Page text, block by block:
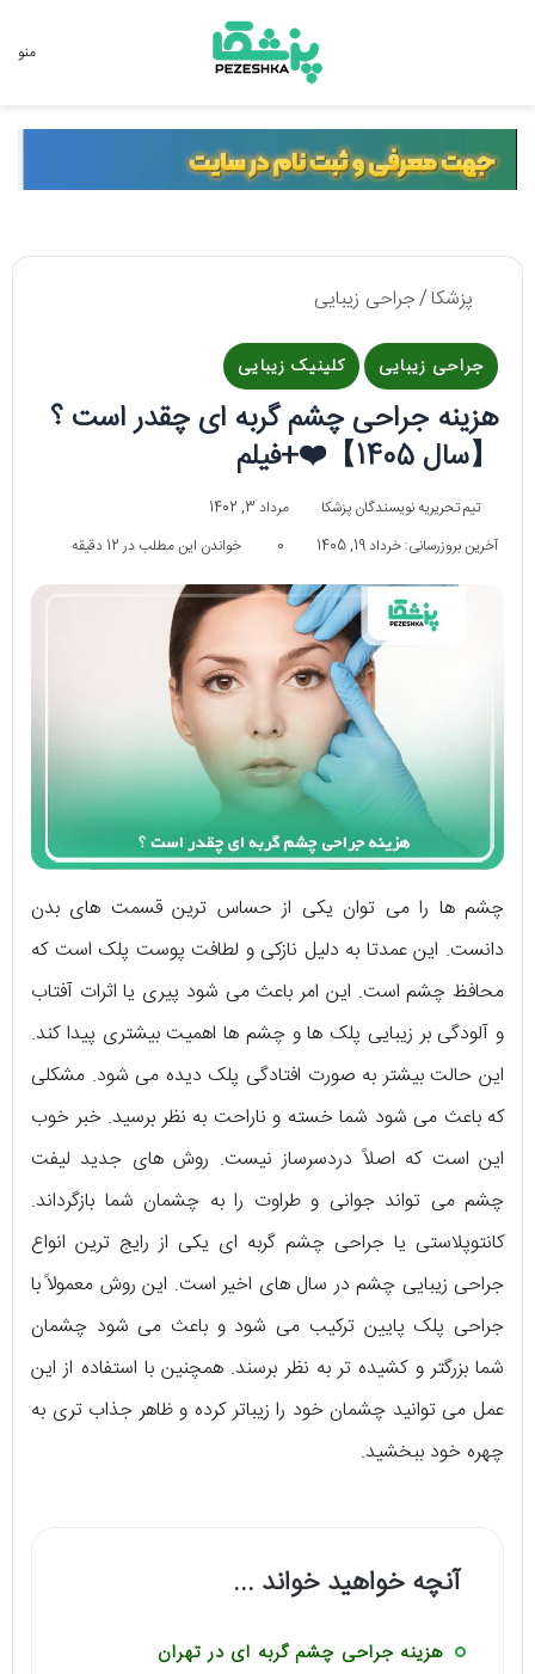
منو
پزشکا/جراحی زیبایی
جراحی زیبایی کلینیک زیبایی
هزینه جراحی چشم گربه ای چقدر است ؟
【سال 1405】❤️+فیلم
تیم تحریریه نویسندگان پزشکا
مرداد 3, 1402
آخرین بروزرسانی: خرداد 19, 1405
0 خواندن این مطلب در 12 دقیقه
چشم ها را می توان یکی از حساس ترین قسمت های بدن
دانست. این عمدتا به دلیل نازکی و لطافت پوست پلک است که
محافظ چشم است. این امر باعث می شود پیری یا اثرات آفتاب
و آلودگی بر زیبایی پلک ها و چشم ها اهمیت بیشتری پیدا کند.
این حالت بیشتر به صورت افتادگی پلک دیده می شود. مشکلی
که باعث می شود شما خسته و ناراحت به نظر برسید. خبر خوب
این است که اصلاً دردسرساز نیست. روش های جدید لیفت
چشم می تواند جوانی و طراوت را به چشمان شما بازگرداند.
کانتوپلاستی یا جراحی چشم گربه ای یکی از رایج ترین انواع
جراحی زیبایی چشم در سال های اخیر است. این روش معمولاً با
جراحی پلک پایین ترکیب می شود و باعث می شود چشمان
شما بزرگتر و کشیده تر به نظر برسند. همچنین با استفاده از این
عمل می توانید چشمان خود را زیباتر کرده و ظاهر جذاب تری به
چهره خود ببخشید.
آنچه خواهید خواند ...
هزینه جراحی چشم گربه ای در تهران